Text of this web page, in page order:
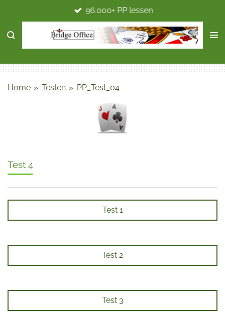
direct
naar
hoofdinhoud
96.000+ PP lessen
Home » Testen » PP_Test_04
Test 4
Test 1
Test 2
Test 3